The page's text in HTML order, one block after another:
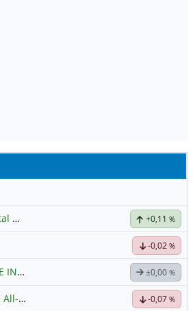
Marathon Digital Holdings +0,11 %
-0,02 %
HELLOFRESH SE INH O.N. ±0,00 %
Vanguard FTSE All-World ETF $ Cap Hauptdiskussion
-0,07 %